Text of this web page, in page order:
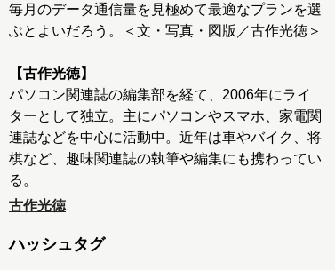
毎月のデータ通信量を見極めて最適なプランを選
ぶとよいだろう。＜文・写真・図版／古作光徳＞
【古作光徳】
パソコン関連誌の編集部を経て、2006年にライ
ターとして独立。主にパソコンやスマホ、家電関
連誌などを中心に活動中。近年は車やバイク、将
棋など、趣味関連誌の執筆や編集にも携わってい
る。
古作光徳
ハッシュタグ